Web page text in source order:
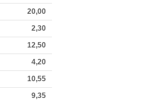
20,00
2,30
12,50
4,20
10,55
9,35